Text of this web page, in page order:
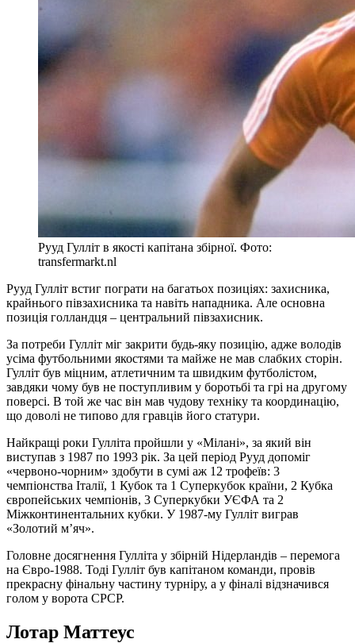
Рууд Гулліт в якості капітана збірної. Фото:
transfermarkt.nl
Рууд Гулліт встиг пограти на багатьох позиціях: захисника,
крайнього півзахисника та навіть нападника. Але основна
позиція голландця – центральний півзахисник.
За потреби Гулліт міг закрити будь-яку позицію, адже володів
усіма футбольними якостями та майже не мав слабких сторін.
Гулліт був міцним, атлетичним та швидким футболістом,
завдяки чому був не поступливим у боротьбі та грі на другому
поверсі. В той же час він мав чудову техніку та координацію,
що доволі не типово для гравців його статури.
Найкращі роки Гулліта пройшли у «Мілані», за який він
виступав з 1987 по 1993 рік. За цей період Рууд допоміг
«червоно-чорним» здобути в сумі аж 12 трофеїв: 3
чемпіонства Італії, 1 Кубок та 1 Суперкубок країни, 2 Кубка
європейських чемпіонів, 3 Суперкубки УЄФА та 2
Міжконтинентальних кубки. У 1987-му Гулліт виграв
«Золотий м’яч».
Головне досягнення Гулліта у збірній Нідерландів – перемога
на Євро-1988. Тоді Гулліт був капітаном команди, провів
прекрасну фінальну частину турніру, а у фіналі відзначився
голом у ворота СРСР.
Лотар Маттеус